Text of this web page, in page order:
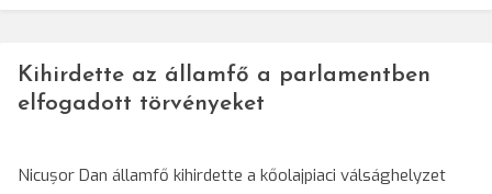
Kihirdette az államfő a parlamentben
elfogadott törvényeket
Nicușor Dan államfő kihirdette a kőolajpiaci válsághelyzet